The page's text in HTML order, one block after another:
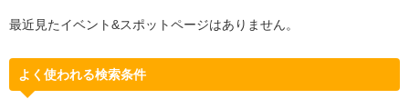
最近見たイベント&スポットページはありません。
よく使われる検索条件